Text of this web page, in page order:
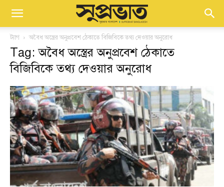
ট্যাগ অবৈধ অস্ত্রের অনুপ্রবেশ ঠেকাতে বিজিবিকে তথ্য দেওয়ার অনুরোধ
Tag: অবৈধ অস্ত্রের অনুপ্রবেশ ঠেকাতে
বিজিবিকে তথ্য দেওয়ার অনুরোধ